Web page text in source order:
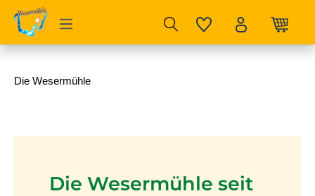
Zum Hauptinhalt springen
Die Wesermühle
Die Wesermühle seit